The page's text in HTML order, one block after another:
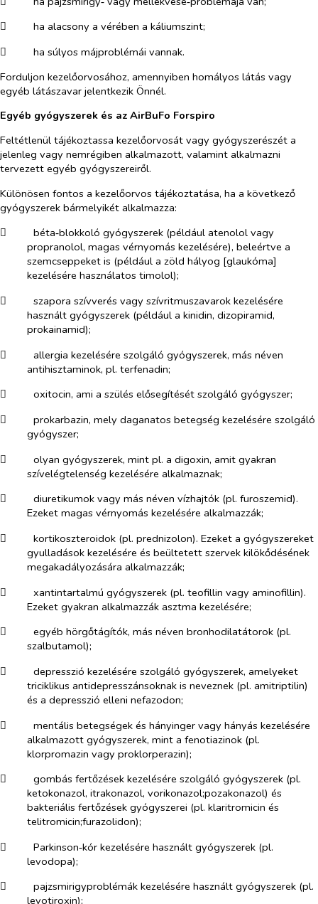
​
ha alacsony a vérében a káliumszint;
​
ha súlyos májproblémái vannak.
Forduljon kezelőorvosához, amennyiben homályos látás vagy
egyéb látászavar jelentkezik Önnél.
Egyéb gyógyszerek és az AirBuFo Forspiro
Feltétlenül tájékoztassa kezelőorvosát vagy gyógyszerészét a
jelenleg vagy nemrégiben alkalmazott, valamint alkalmazni
tervezett egyéb gyógyszereiről.
Különösen fontos a kezelőorvos tájékoztatása, ha a következő
gyógyszerek bármelyikét alkalmazza:
​
béta‑blokkoló gyógyszerek (például atenolol vagy
propranolol, magas vérnyomás kezelésére), beleértve a
szemcseppeket is (például a zöld hályog [glaukóma]
kezelésére használatos timolol);
​
szapora szívverés vagy szívritmuszavarok kezelésére
használt gyógyszerek (például a kinidin, dizopiramid,
prokainamid);
​
allergia kezelésére szolgáló gyógyszerek, más néven
antihisztaminok, pl. terfenadin;
​
oxitocin, ami a szülés elősegítését szolgáló gyógyszer;
​
prokarbazin, mely daganatos betegség kezelésére szolgáló
gyógyszer;
​
olyan gyógyszerek, mint pl. a digoxin, amit gyakran
szívelégtelenség kezelésére alkalmaznak;
​
diuretikumok vagy más néven vízhajtók (pl. furoszemid).
Ezeket magas vérnyomás kezelésére alkalmazzák;
​
kortikoszteroidok (pl. prednizolon). Ezeket a gyógyszereket
gyulladások kezelésére és beültetett szervek kilökődésének
megakadályozására alkalmazzák;
​
xantintartalmú gyógyszerek (pl. teofillin vagy aminofillin).
Ezeket gyakran alkalmazzák asztma kezelésére;
​
egyéb hörgőtágítók, más néven bronhodilatátorok (pl.
szalbutamol);
​
depresszió kezelésére szolgáló gyógyszerek, amelyeket
triciklikus antidepresszánsoknak is neveznek (pl. amitriptilin)
és a depresszió elleni nefazodon;
​
mentális betegségek és hányinger vagy hányás kezelésére
alkalmazott gyógyszerek, mint a fenotiazinok (pl.
klorpromazin vagy proklorperazin);
​
gombás fertőzések kezelésére szolgáló gyógyszerek (pl.
ketokonazol, itrakonazol, vorikonazol;pozakonazol) és
bakteriális fertőzések gyógyszerei (pl. klaritromicin és
telitromicin;furazolidon);
​
Parkinson‑kór kezelésére használt gyógyszerek (pl.
levodopa);
​
pajzsmirigyproblémák kezelésére használt gyógyszerek (pl.
levotiroxin);